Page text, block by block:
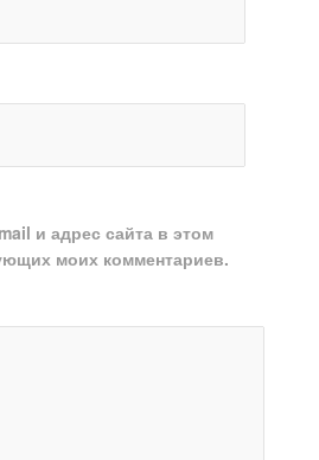
и адрес сайта в этом
моих комментариев.